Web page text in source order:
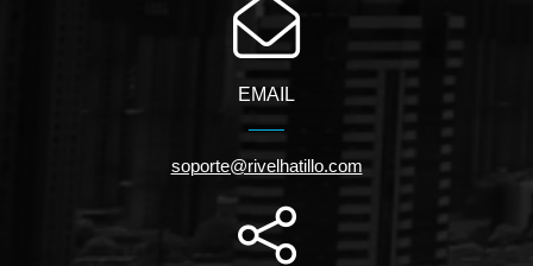
EMAIL
soporte@rivelhatillo.com